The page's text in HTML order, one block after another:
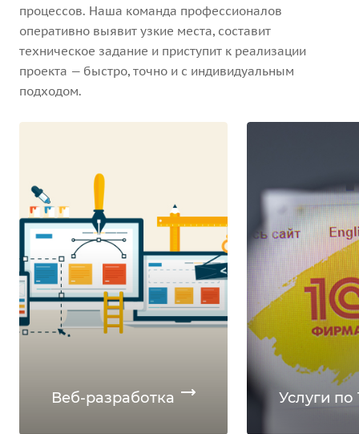
процессов. Наша команда профессионалов
оперативно выявит узкие места, составит
техническое задание и приступит к реализации
проекта — быстро, точно и с индивидуальным
подходом.
Веб-разработка Услуги по